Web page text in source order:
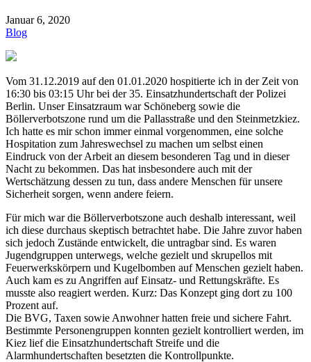
Januar 6, 2020
Blog
Vom 31.12.2019 auf den 01.01.2020 hospitierte ich in der Zeit von
16:30 bis 03:15 Uhr bei der 35. Einsatzhundertschaft der Polizei
Berlin. Unser Einsatzraum war Schöneberg sowie die
Böllerverbotszone rund um die Pallasstraße und den Steinmetzkiez.
Ich hatte es mir schon immer einmal vorgenommen, eine solche
Hospitation zum Jahreswechsel zu machen um selbst einen
Eindruck von der Arbeit an diesem besonderen Tag und in dieser
Nacht zu bekommen. Das hat insbesondere auch mit der
Wertschätzung dessen zu tun, dass andere Menschen für unsere
Sicherheit sorgen, wenn andere feiern.
Für mich war die Böllerverbotszone auch deshalb interessant, weil
ich diese durchaus skeptisch betrachtet habe. Die Jahre zuvor haben
sich jedoch Zustände entwickelt, die untragbar sind. Es waren
Jugendgruppen unterwegs, welche gezielt und skrupellos mit
Feuerwerkskörpern und Kugelbomben auf Menschen gezielt haben.
Auch kam es zu Angriffen auf Einsatz- und Rettungskräfte. Es
musste also reagiert werden. Kurz: Das Konzept ging dort zu 100
Prozent auf.
Die BVG, Taxen sowie Anwohner hatten freie und sichere Fahrt.
Bestimmte Personengruppen konnten gezielt kontrolliert werden, im
Kiez lief die Einsatzhundertschaft Streife und die
Alarmhundertschaften besetzten die Kontrollpunkte.